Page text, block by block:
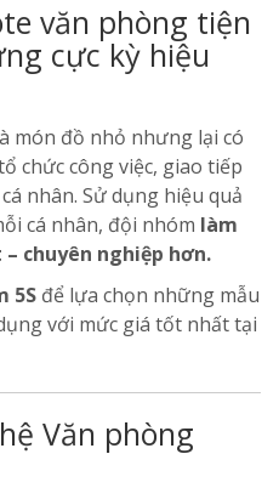
văn phòng tiện
cực kỳ hiệu
món đồ nhỏ nhưng lại có
chức công việc, giao tiếp
nhân. Sử dụng hiệu quả
cá nhân, đội nhóm làm
chuyên nghiệp hơn.
5S để lựa chọn những mẫu
với mức giá tốt nhất tại
Văn phòng